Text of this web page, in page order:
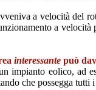
a velocità del
a
interessante può
impianto eolico,
che possegga tutti